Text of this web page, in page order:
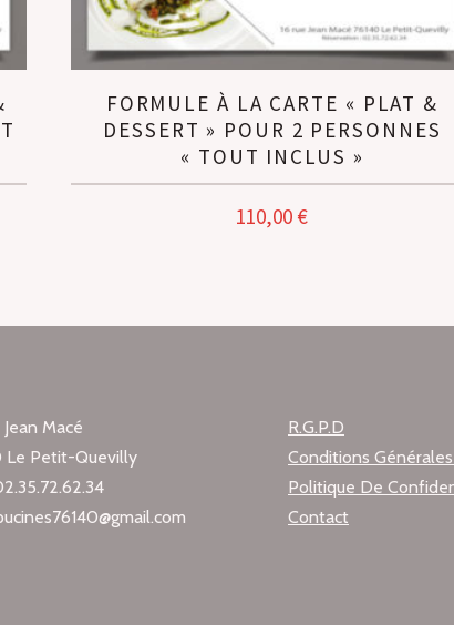
FORMULE À LA CARTE « PLAT &
DESSERT » POUR 2 PERSONNES
« TOUT INCLUS »
110,00 €
Jean Macé
Le Petit-Quevilly
R.G.P.D
Conditions
Politique De
Contact